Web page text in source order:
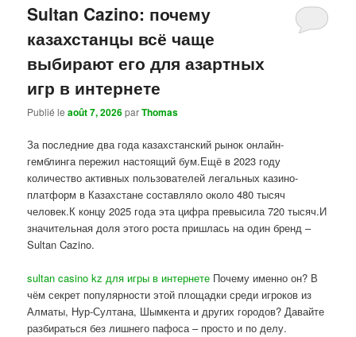
Sultan Cazino: почему
казахстанцы всё чаще
выбирают его для азартных
игр в интернете
Publié leaoût 7, 2026parThomas
За последние два года казахстанский рынок онлайн-
гемблинга пережил настоящий бум.Ещё в 2023 году
количество активных пользователей легальных казино-
платформ в Казахстане составляло около 480 тысяч
человек.К концу 2025 года эта цифра превысила 720 тысяч.И
значительная доля этого роста пришлась на один бренд –
Sultan Cazino.
sultan casino kz для игры в интернете Почему именно он? В
чём секрет популярности этой площадки среди игроков из
Алматы, Нур-Султана, Шымкента и других городов? Давайте
разбираться без лишнего пафоса – просто и по делу.